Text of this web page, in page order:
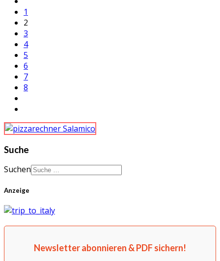
1
2
3
4
5
6
7
8
Suche
Suchen
Anzeige
Newsletter abonnieren & PDF sichern!